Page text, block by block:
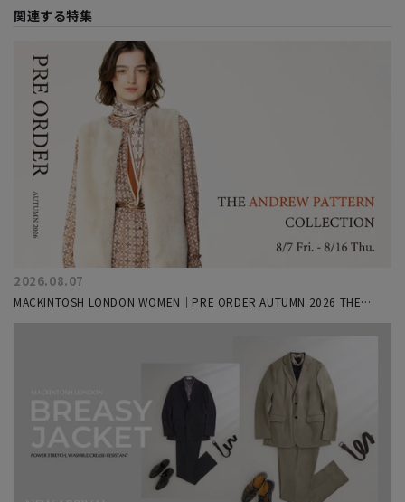
関連する特集
2026.08.07
MACKINTOSH LONDON WOMEN｜PRE ORDER AUTUMN 2026 THE